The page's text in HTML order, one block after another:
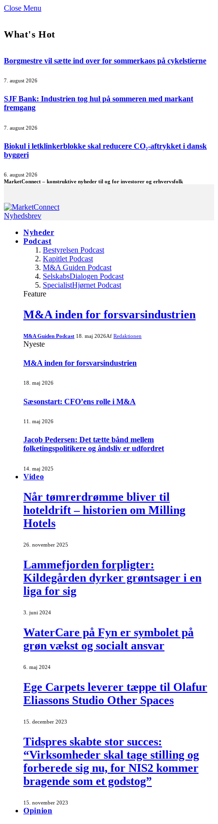
Close Menu
What's Hot
Borgmestre vil sætte ind over for sommerkaos på cykelstierne
7. august 2026
SJF Bank: Industrien tog hul på sommeren med markant
fremgang
7. august 2026
Biokul i letklinkerblokke skal reducere CO₂-aftrykket i dansk
byggeri
6. august 2026
MarketConnect – konstruktive nyheder til og for investorer og erhvervsfolk
Nyhedsbrev
Nyheder
Podcast
Bestyrelsen Podcast
Kapitlet Podcast
M&A Guiden Podcast
SelskabsDialogen Podcast
SpecialistHjørnet Podcast
Feature
M&A inden for forsvarsindustrien
M&A Guiden Podcast 18. maj 2026Af Redaktionen
Nyeste
M&A inden for forsvarsindustrien
18. maj 2026
Sæsonstart: CFO’ens rolle i M&A
11. maj 2026
Jacob Pedersen: Det tætte bånd mellem
folketingspolitikere og åndsliv er udfordret
14. maj 2025
Video
Når tømrerdrømme bliver til
hoteldrift – historien om Milling
Hotels
26. november 2025
Lammefjorden forpligter:
Kildegården dyrker grøntsager i en
liga for sig
3. juni 2024
WaterCare på Fyn er symbolet på
grøn vækst og socialt ansvar
6. maj 2024
Ege Carpets leverer tæppe til Olafur
Eliassons Studio Other Spaces
15. december 2023
Tidspres skabte stor succes:
“Virksomheder skal tage stilling og
forberede sig nu, for NIS2 kommer
bragende som et godstog”
15. november 2023
Opinion